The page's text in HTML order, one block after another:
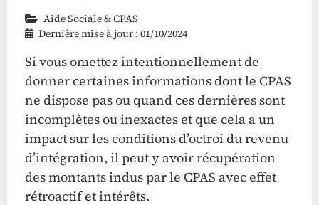
Aide Sociale & CPAS
Dernière mise à jour : 01/10/2024
Si vous omettez intentionnellement de
donner certaines informations dont le CPAS
ne dispose pas ou quand ces dernières sont
incomplètes ou inexactes et que cela a un
impact sur les conditions d’octroi du revenu
d’intégration, il peut y avoir récupération
des montants indus par le CPAS avec effet
rétroactif et intérêts.